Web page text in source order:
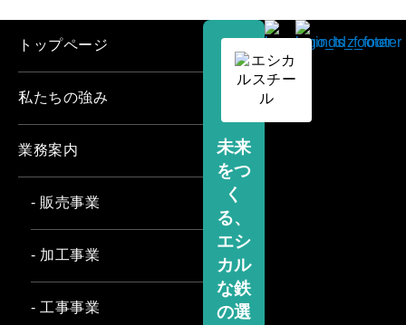
未来
をつ
く
る、
エシ
カル
な鉄
の選
トップページ
私たちの強み
業務案内
- 販売事業
- 加工事業
- 工事事業